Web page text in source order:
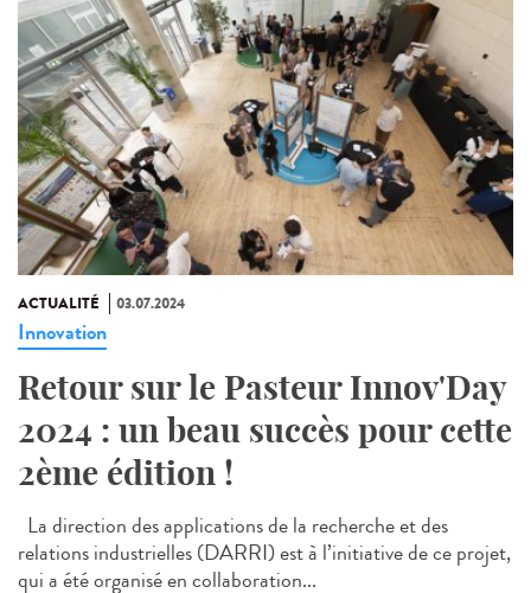
ACTUALITÉ 03.07.2024
Innovation
Retour sur le Pasteur Innov'Day
2024 : un beau succès pour cette
2ème édition !
La direction des applications de la recherche et des
relations industrielles (DARRI) est à l’initiative de ce projet,
qui a été organisé en collaboration...